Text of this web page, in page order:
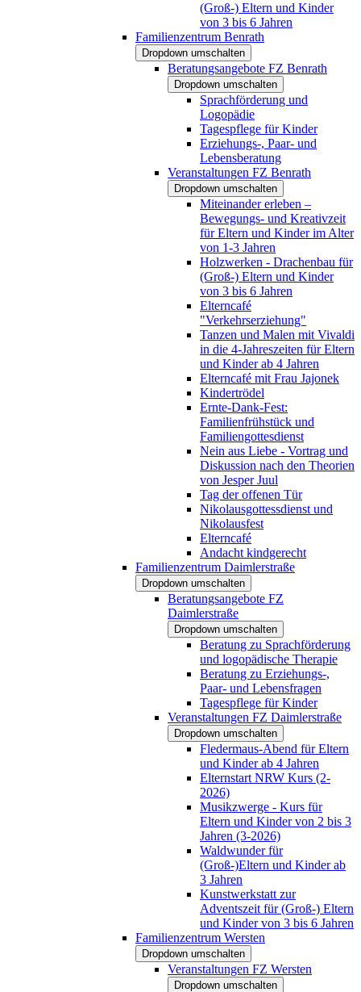
(Groß-) Eltern und Kinder
von 3 bis 6 Jahren
Familienzentrum Benrath
Dropdown umschalten
Beratungsangebote FZ Benrath
Dropdown umschalten
Sprachförderung und
Logopädie
Tagespflege für Kinder
Erziehungs-, Paar- und
Lebensberatung
Veranstaltungen FZ Benrath
Dropdown umschalten
Miteinander erleben –
Bewegungs- und Kreativzeit
für Eltern und Kinder im Alter
von 1-3 Jahren
Holzwerken - Drachenbau für
(Groß-) Eltern und Kinder
von 3 bis 6 Jahren
Elterncafé
"Verkehrserziehung"
Tanzen und Malen mit Vivaldi
in die 4-Jahreszeiten für Eltern
und Kinder ab 4 Jahren
Elterncafé mit Frau Jajonek
Kindertrödel
Ernte-Dank-Fest:
Familienfrühstück und
Familiengottesdienst
Nein aus Liebe - Vortrag und
Diskussion nach den Theorien
von Jesper Juul
Tag der offenen Tür
Nikolausgottessdienst und
Nikolausfest
Elterncafé
Andacht kindgerecht
Familienzentrum Daimlerstraße
Dropdown umschalten
Beratungsangebote FZ
Daimlerstraße
Dropdown umschalten
Beratung zu Sprachförderung
und logopädische Therapie
Beratung zu Erziehungs-,
Paar- und Lebensfragen
Tagespflege für Kinder
Veranstaltungen FZ Daimlerstraße
Dropdown umschalten
Fledermaus-Abend für Eltern
und Kinder ab 4 Jahren
Elternstart NRW Kurs (2-
2026)
Musikzwerge - Kurs für
Eltern und Kinder von 2 bis 3
Jahren (3-2026)
Waldwunder für
(Groß-)Eltern und Kinder ab
3 Jahren
Kunstwerkstatt zur
Adventszeit für (Groß-) Eltern
und Kinder von 3 bis 6 Jahren
Familienzentrum Wersten
Dropdown umschalten
Veranstaltungen FZ Wersten
Dropdown umschalten